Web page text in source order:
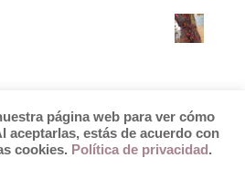
página web para ver cómo
aceptarlas, estás de acuerdo con
cookies. Política de privacidad .